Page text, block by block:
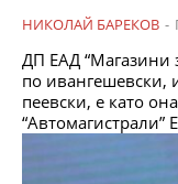
НИКОЛАЙ БАРЕКОВ -
ДП ЕАД “Магазини
по ивангешевски,
пеевски, е като
“Автомагистрали”